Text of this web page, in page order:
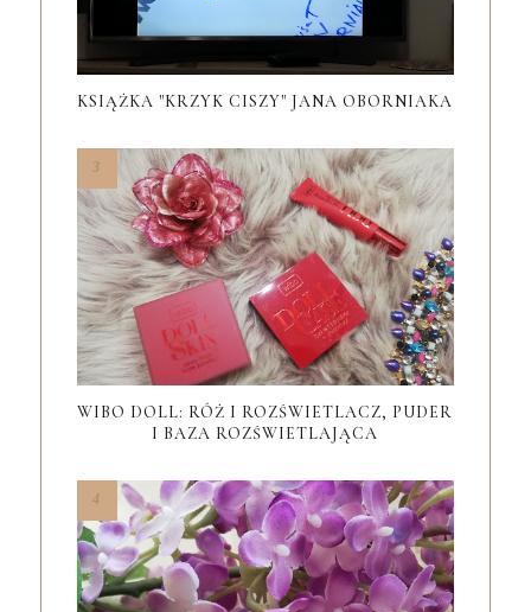
KSIĄŻKA "KRZYK CISZY" JANA OBORNIAKA
WIBO DOLL: RÓŻ I ROZŚWIETLACZ, PUDER
I BAZA ROZŚWIETLAJĄCA